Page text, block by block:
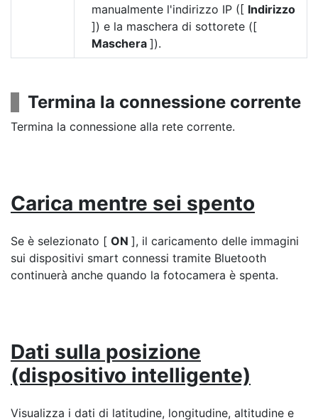
manualmente l'indirizzo IP ([ Indirizzo
]) e la maschera di sottorete ([
Maschera ]).
Termina la connessione corrente
Termina la connessione alla rete corrente.
Carica mentre sei spento
Se è selezionato [ ON ], il caricamento delle immagini
sui dispositivi smart connessi tramite Bluetooth
continuerà anche quando la fotocamera è spenta.
Dati sulla posizione
(dispositivo intelligente)
Visualizza i dati di latitudine, longitudine, altitudine e